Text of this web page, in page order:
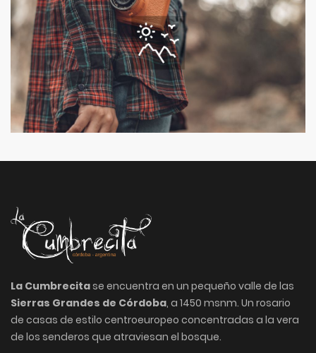
La Cumbrecitase encuentra en un pequeño valle de las
Sierras Grandes de Córdoba, a 1450 msnm. Un rosario
de casas de estilo centroeuropeo concentradas a la vera
de los senderos que atraviesan el bosque.